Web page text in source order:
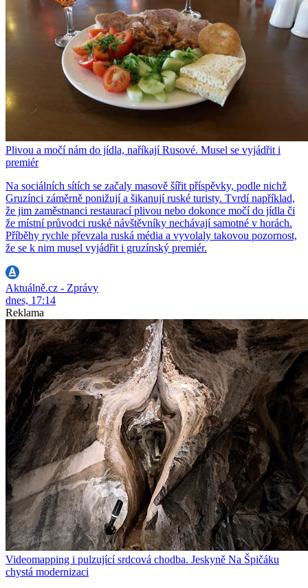
Plivou a močí nám do jídla, naříkají Rusové. Musel se vyjádřit i
premiér
Na sociálních sítích se začaly masově šířit příspěvky, podle nichž
Gruzínci záměrně ponižují a šikanují ruské turisty. Tvrdí například,
že jim zaměstnanci restaurací plivou nebo dokonce močí do jídla či
že místní průvodci ruské návštěvníky nechávají samotné v horách.
Příběhy rychle převzala ruská média a vyvolaly takovou pozornost,
že se k nim musel vyjádřit i gruzínský premiér.
Aktuálně.cz - Zprávy
dnes, 17:14
Reklama
Videomapping i pulzující srdcová chodba. Jeskyně Na Špičáku
chystá modernizaci